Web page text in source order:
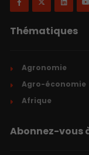
Thématiques
Agronomie
Agro-économie
Afrique
Abonnez-vous